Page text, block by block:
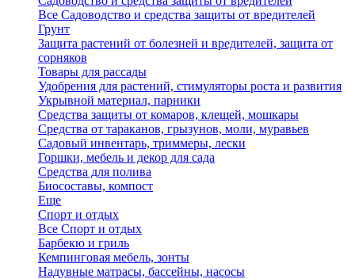
Все Садоводство и средства защиты от вредителей
Грунт
Защита растений от болезней и вредителей, защита от
сорняков
Товары для рассады
Удобрения для растений, стимуляторы роста и развития
Укрывной материал, парники
Средства защиты от комаров, клещей, мошкары
Средства от тараканов, грызунов, моли, муравьев
Садовый инвентарь, триммеры, лески
Горшки, мебель и декор для сада
Средства для полива
Биосоставы, компост
Еще
Спорт и отдых
Все Спорт и отдых
Барбекю и гриль
Кемпинговая мебель, зонты
Надувные матрасы, бассейны, насосы